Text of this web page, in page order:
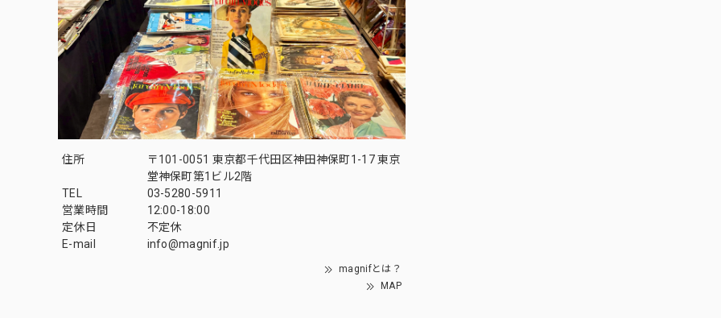
住所
〒101-0051 東京都千代田区神田神保町1-17 東京
堂神保町第1ビル2階
TEL
03-5280-5911
営業時間
12:00-18:00
定休日
不定休
E-mail
info@magnif.jp
magnifとは？
MAP